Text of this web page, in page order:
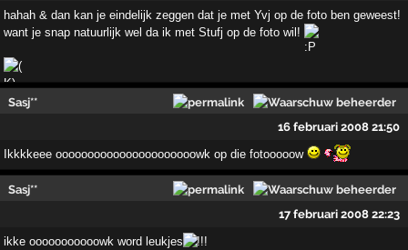
hahah & dan kan je eindelijk zeggen dat je met Yvj op de foto ben geweest!
want je snap natuurlijk wel da ik met Stufj op de foto wil!
Sasj**
16 februari 2008 21:50
Ikkkkeee oooooooooooooooooooooowk op die fotooooow
Sasj**
17 februari 2008 22:23
ikke ooooooooooowk word leukjes !!!